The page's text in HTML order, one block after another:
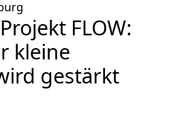
FLOW:
kleine
gestärkt